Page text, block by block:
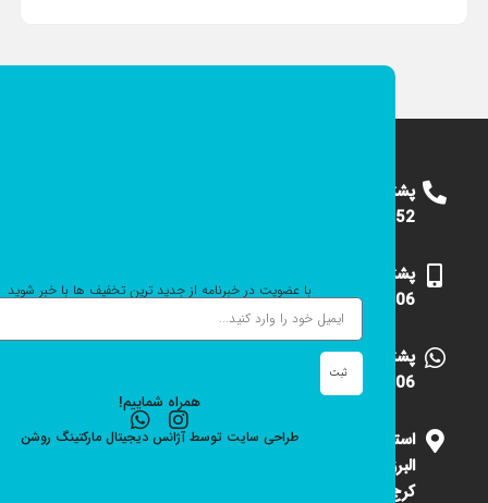
پشتیبانی
09124375652
پشتیبانی
09101531006
پشتیبانی
09101531006
استان
البرز
با عضویت در خبرنامه از جدید ترین تخفیف ها با خبر شوید
ثبت
همراه شماییم!
طراحی سایت توسط آژانس دیجیتال مارکتینگ روشن